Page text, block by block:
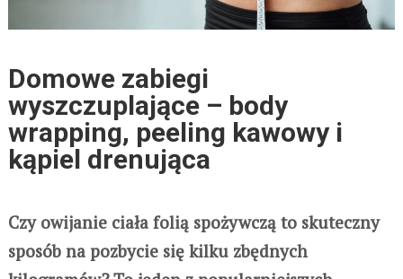
Domowe zabiegi
wyszczuplające – body
wrapping, peeling kawowy i
kąpiel drenująca
Czy owijanie ciała folią spożywczą to skuteczny
sposób na pozbycie się kilku zbędnych